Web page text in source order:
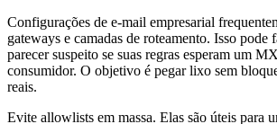
Configurações de e-mail empresarial
gateways e camadas de roteamento. Isso pode
parecer suspeito se suas regras esperam um
consumidor. O objetivo é pegar lixo sem
reais.
Evite allowlists em massa. Elas são úteis para